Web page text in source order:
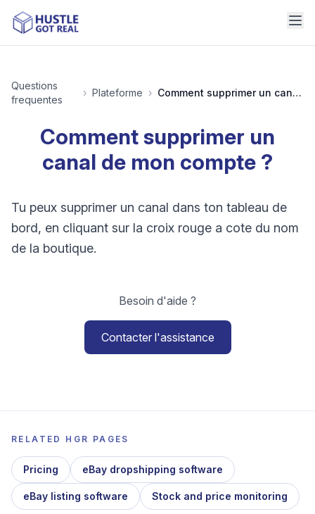
Questions
frequentes
› Plateforme › Comment supprimer un canal de mon compte ?
Comment supprimer un
canal de mon compte ?
Tu peux supprimer un canal dans ton tableau de
bord, en cliquant sur la croix rouge a cote du nom
de la boutique.
Besoin d'aide ?
Contacter l'assistance
RELATED HGR PAGES
Pricing eBay dropshipping software
eBay listing software Stock and price monitoring